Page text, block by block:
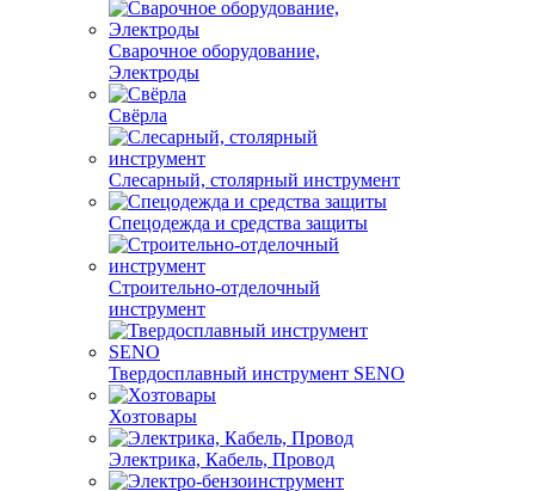
Сварочное оборудование,
Электроды
Свёрла
Слесарный, столярный инструмент
Спецодежда и средства защиты
Строительно-отделочный
инструмент
Твердосплавный инструмент SENO
Хозтовары
Электрика, Кабель, Провод